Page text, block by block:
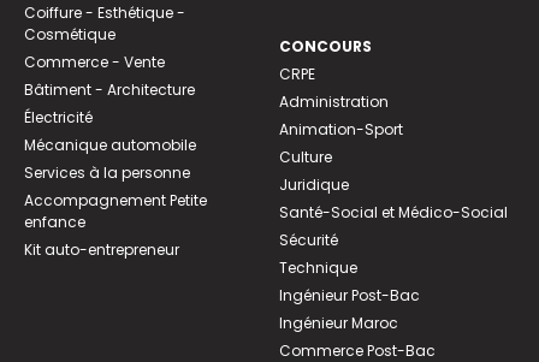
Coiffure - Esthétique -
Cosmétique
Commerce - Vente
Bâtiment - Architecture
Électricité
Mécanique automobile
Services à la personne
Accompagnement Petite
enfance
Kit auto-entrepreneur
CONCOURS
CRPE
Administration
Animation-Sport
Culture
Juridique
Santé-Social et Médico-Social
Sécurité
Technique
Ingénieur Post-Bac
Ingénieur Maroc
Commerce Post-Bac